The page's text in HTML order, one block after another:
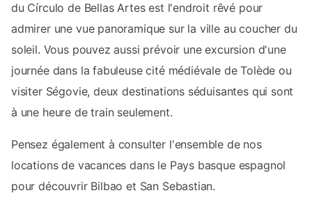
du Círculo de Bellas Artes est l'endroit rêvé pour
admirer une vue panoramique sur la ville au coucher du
soleil. Vous pouvez aussi prévoir une excursion d'une
journée dans la fabuleuse cité médiévale de Tolède ou
visiter Ségovie, deux destinations séduisantes qui sont
à une heure de train seulement.
Pensez également à consulter l'ensemble de nos
locations de vacances dans le Pays basque espagnol
pour découvrir Bilbao et San Sebastian.